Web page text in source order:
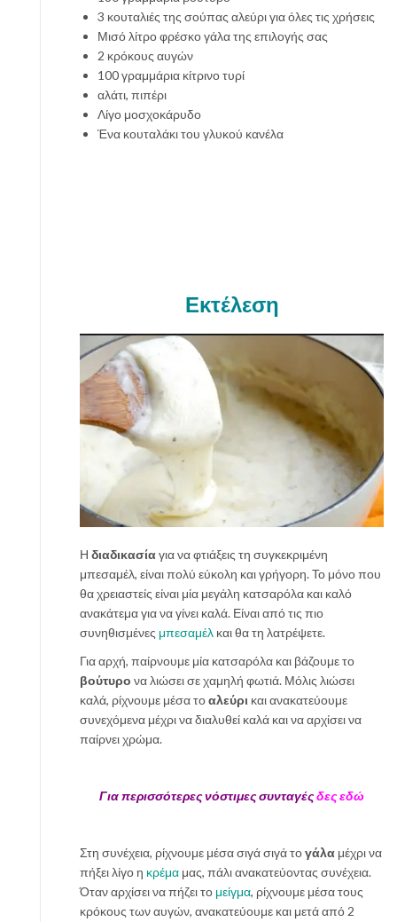
3 κουταλιές της σούπας αλεύρι για όλες τις χρήσεις
Μισό λίτρο φρέσκο γάλα της επιλογής σας
2 κρόκους αυγών
100 γραμμάρια κίτρινο τυρί
αλάτι, πιπέρι
Λίγο μοσχοκάρυδο
Ένα κουταλάκι του γλυκού κανέλα
Εκτέλεση
Η διαδικασίαγια να φτιάξεις τη συγκεκριμένη
μπεσαμέλ, είναι πολύ εύκολη και γρήγορη. Το μόνο που
θα χρειαστείς είναι μία μεγάλη κατσαρόλα και καλό
ανακάτεμα για να γίνει καλά. Είναι από τις πιο
συνηθισμένες μπεσαμέλ και θα τη λατρέψετε.
Για αρχή, παίρνουμε μία κατσαρόλα και βάζουμε το
βούτυρο να λιώσει σε χαμηλή φωτιά. Μόλις λιώσει
καλά, ρίχνουμε μέσα τοαλεύρι και ανακατεύουμε
συνεχόμενα μέχρι να διαλυθεί καλά και να αρχίσει να
παίρνει χρώμα.
Για περισσότερες νόστιμες συνταγέςδες εδώ
Στη συνέχεια, ρίχνουμε μέσα σιγά σιγά τογάλα μέχρι να
πήξει λίγο η κρέμα μας, πάλι ανακατεύοντας συνέχεια.
Όταν αρχίσει να πήζει το μείγμα, ρίχνουμε μέσα τους
κρόκους των αυγών, ανακατεύουμε και μετά από 2